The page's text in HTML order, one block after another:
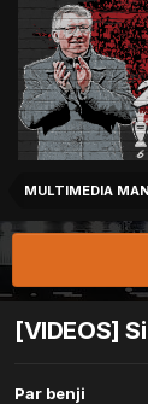
MULTIMEDIA
[VIDEOS]
Par benji